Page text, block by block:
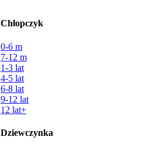
Chłopczyk
0-6 m
7-12 m
1-3 lat
4-5 lat
6-8 lat
9-12 lat
12 lat+
Dziewczynka